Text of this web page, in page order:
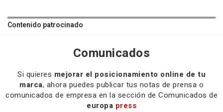
Contenido patrocinado
Comunicados
Si quieres mejorar el posicionamiento online de tu
marca, ahora puedes publicar tus notas de prensa o
comunicados de empresa en la sección de Comunicados de
europa press